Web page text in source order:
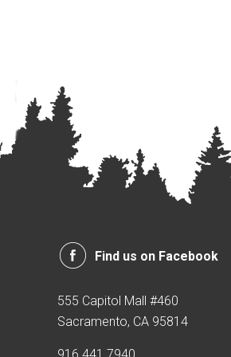
Find us on Facebook
555 Capitol Mall #460
Sacramento, CA 95814